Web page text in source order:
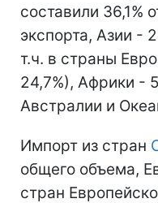
составили 36,1%
экспорта, Азии -
т.ч. в страны
24,7%), Африки -
Австралии и
Импорт из стран
общего объема,
стран